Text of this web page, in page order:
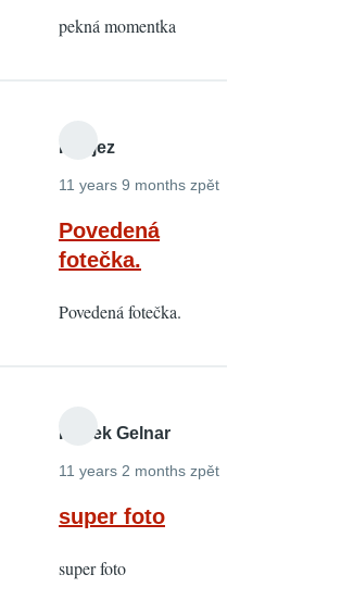
pekná momentka
Petrjez
11 years 9 months zpět
Povedená
fotečka.
Povedená fotečka.
Radek Gelnar
11 years 2 months zpět
super foto
super foto